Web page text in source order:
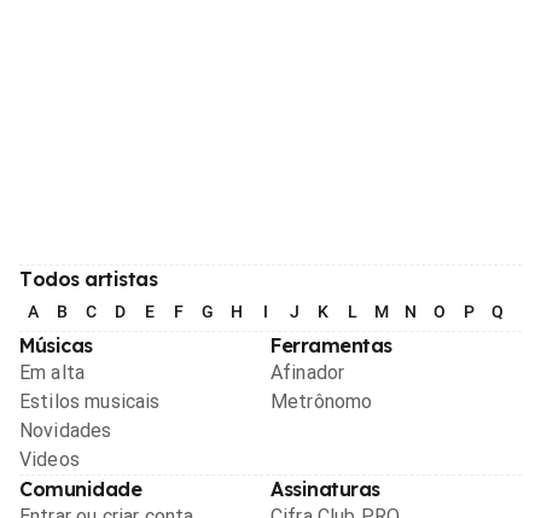
Todos artistas
A B C D E F G H I J K L M N O P Q
Músicas
Em alta
Estilos musicais
Novidades
Videos
Ferramentas
Afinador
Metrônomo
Comunidade Assinaturas